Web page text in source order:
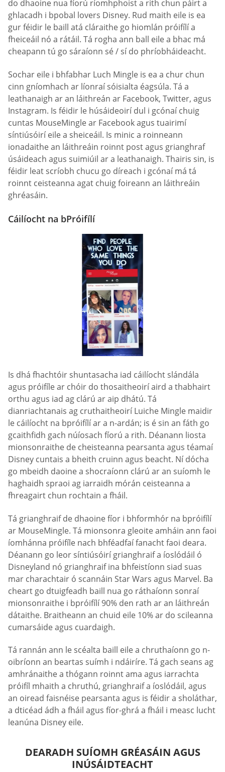
do dhaoine nua fíorú ríomhphoist a rith chun páirt a
ghlacadh i bpobal lovers Disney. Rud maith eile is ea
gur féidir le baill atá cláraithe go hiomlán próifílí a
fheiceáil nó a rátáil. Tá rogha ann ball eile a bhac má
cheapann tú go sáraíonn sé / sí do phríobháideacht.
Sochar eile i bhfabhar Luch Mingle is ea a chur chun
cinn gníomhach ar líonraí sóisialta éagsúla. Tá a
leathanaigh ar an láithreán ar Facebook, Twitter, agus
Instagram. Is féidir le húsáideoirí dul i gcónaí chuig
cuntas MouseMingle ar Facebook agus tuairimí
síntiúsóirí eile a sheiceáil. Is minic a roinneann
ionadaithe an láithreáin roinnt post agus grianghraf
úsáideach agus suimiúil ar a leathanaigh. Thairis sin, is
féidir leat scríobh chucu go díreach i gcónaí má tá
roinnt ceisteanna agat chuig foireann an láithreáin
ghréasáin.
Cáilíocht na bPróifílí
Is dhá fhachtóir shuntasacha iad cáilíocht slándála
agus próifíle ar chóir do thosaitheoirí aird a thabhairt
orthu agus iad ag clárú ar aip dhátú. Tá
dianriachtanais ag cruthaitheoirí Luiche Mingle maidir
le cáilíocht na bpróifílí ar a n-ardán; is é sin an fáth go
gcaithfidh gach núíosach fíorú a rith. Déanann liosta
mionsonraithe de cheisteanna pearsanta agus téamaí
Disney cuntais a bheith cruinn agus beacht. Ní dócha
go mbeidh daoine a shocraíonn clárú ar an suíomh le
haghaidh spraoi ag iarraidh mórán ceisteanna a
fhreagairt chun rochtain a fháil.
Tá grianghraif de dhaoine fíor i bhformhór na bpróifílí
ar MouseMingle. Tá mionsonra gleoite amháin ann faoi
íomhánna próifíle nach bhféadfaí fanacht faoi deara.
Déanann go leor síntiúsóirí grianghraif a íoslódáil ó
Disneyland nó grianghraif ina bhfeistíonn siad suas
mar charachtair ó scannáin Star Wars agus Marvel. Ba
cheart go dtuigfeadh baill nua go ráthaíonn sonraí
mionsonraithe i bpróifílí 90% den rath ar an láithreán
dátaithe. Braitheann an chuid eile 10% ar do scileanna
cumarsáide agus cuardaigh.
Tá rannán ann le scéalta baill eile a chruthaíonn go n-
oibríonn an beartas suímh i ndáiríre. Tá gach seans ag
amhránaithe a thógann roinnt ama agus iarrachta
próifíl mhaith a chruthú, grianghraif a íoslódáil, agus
an oiread faisnéise pearsanta agus is féidir a sholáthar,
a dticéad ádh a fháil agus fíor-ghrá a fháil i measc lucht
leanúna Disney eile.
DEARADH SUÍOMH GRÉASÁIN AGUS
INÚSÁIDTEACHT